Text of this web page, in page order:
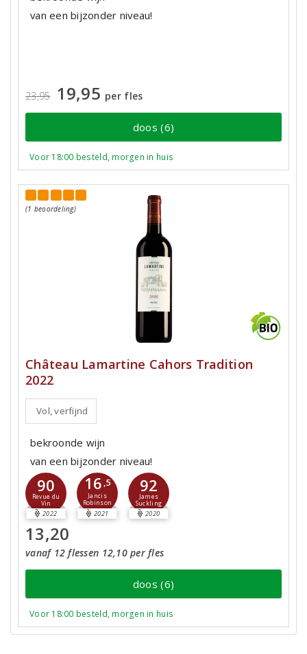
van een bijzonder niveau!
23,95 19,95 per fles
doos (6)
Voor 18:00 besteld, morgen in huis
(1 beoordeling)
Château Lamartine Cahors Tradition
2022
Vol, verfijnd
bekroonde wijn
van een bijzonder niveau!
90
Revue du
Vin
2022
16,5
Jancis
Robinson
2021
92
James
Suckling
2020
13,20
vanaf 12 flessen 12,10 per fles
doos (6)
Voor 18:00 besteld, morgen in huis